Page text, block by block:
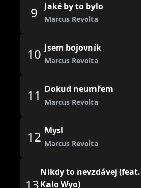
9 Jaké by to bylo
Marcus Revolta
10 Jsem bojovník
Marcus Revolta
11 Dokud neumřem
Marcus Revolta
12 Mysl
Marcus Revolta
13
Nikdy to nevzdávej (feat.
Kalo Wyo)